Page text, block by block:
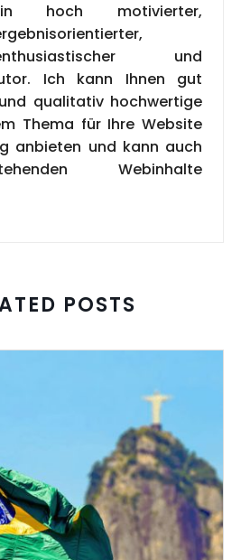
hoch motivierter,
und
Ich kann Ihnen gut
qualitativ hochwertige
Thema für Ihre Website
anbieten und kann auch
Webinhalte
POSTS